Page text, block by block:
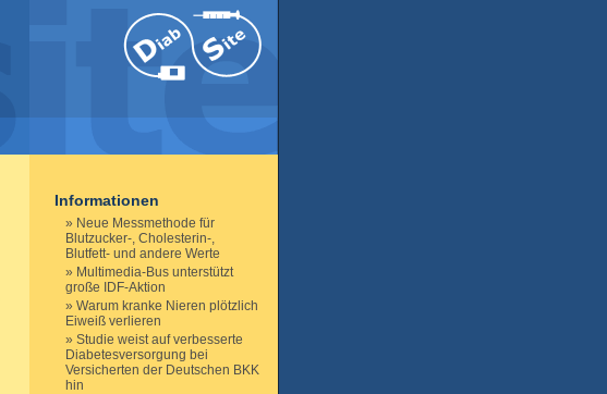
Informationen
Neue Messmethode für
Blutzucker-, Cholesterin-,
Blutfett- und andere Werte
Multimedia-Bus unterstützt
große IDF-Aktion
Warum kranke Nieren plötzlich
Eiweiß verlieren
Studie weist auf verbesserte
Diabetesversorgung bei
Versicherten der Deutschen BKK
hin